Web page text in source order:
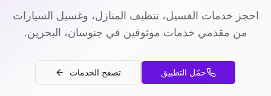
احجز خدمات الغسيل، تنظيف المنازل، وغسيل السيارات
من مقدمي خدمات موثوقين في جنوسان، البحرين.
حمّل التطبيق تصفح الخدمات